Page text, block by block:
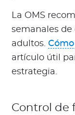
La OMS
semanales de
adultos.
artículo útil
estrategia.
Control de